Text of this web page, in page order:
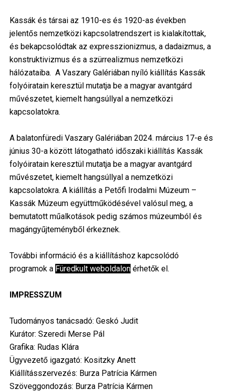
Kassák és társai az 1910-es és 1920-as években
jelentős nemzetközi kapcsolatrendszert is kialakítottak,
és bekapcsolódtak az expresszionizmus, a dadaizmus, a
konstruktivizmus és a szürrealizmus nemzetközi
hálózataiba. A Vaszary Galériában nyíló kiállítás Kassák
folyóiratain keresztül mutatja be a magyar avantgárd
művészetet, kiemelt hangsúllyal a nemzetközi
kapcsolatokra.
A balatonfüredi Vaszary Galériában 2024. március 17-e és
június 30-a között látogatható időszaki kiállítás Kassák
folyóiratain keresztül mutatja be a magyar avantgárd
művészetet, kiemelt hangsúllyal a nemzetközi
kapcsolatokra. A kiállítás a Petőfi Irodalmi Múzeum –
Kassák Múzeum együttműködésével valósul meg, a
bemutatott műalkotások pedig számos múzeumból és
magángyűjteményből érkeznek.
További információ és a kiállításhoz kapcsolódó
programok a Füredkult weboldalonérhetők el.
IMPRESSZUM
Tudományos tanácsadó: Geskó Judit
Kurátor: Szeredi Merse Pál
Grafika: Rudas Klára
Ügyvezető igazgató: Kositzky Anett
Kiállításszervezés: Burza Patrícia Kármen
Szöveggondozás: Burza Patrícia Kármen